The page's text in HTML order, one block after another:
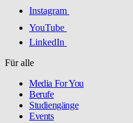
Instagram
YouTube
LinkedIn
Für alle
Media For You
Berufe
Studiengänge
Events